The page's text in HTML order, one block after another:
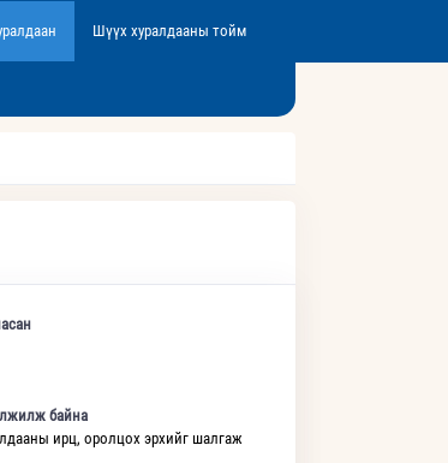
Шүүх хуралдааны тойм
байна
ирц, оролцох эрхийг шалгаж